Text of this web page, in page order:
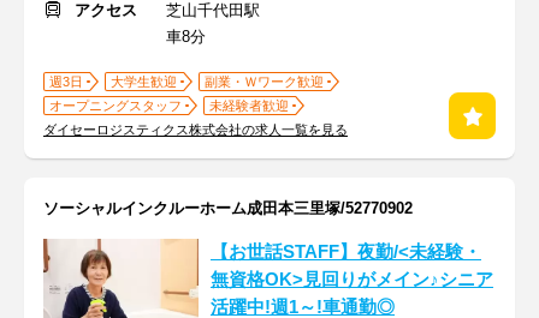
アクセス
芝山千代田駅
車8分
週3日 大学生歓迎
副業・Ｗワーク歓迎
オープニングスタッフ
未経験者歓迎
ダイセーロジスティクス株式会社の求人一覧を見る
ソーシャルインクルーホーム成田本三里塚/52770902
【お世話STAFF】夜勤/<未経験・
無資格OK>見回りがメイン♪シニア
活躍中!週1～!車通勤◎